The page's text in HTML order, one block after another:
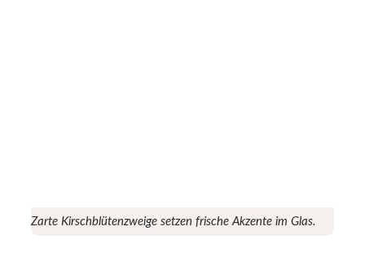
Zarte Kirschblütenzweige setzen frische Akzente im Glas.